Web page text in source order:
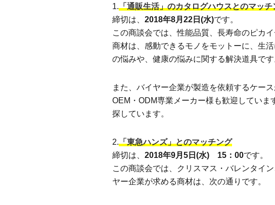
1.「通販生活」のカタログハウスとのマッチ
締切は、 2018年8月22日(水)です。
この商談会では、性能品質、長寿命のピカ
商材は、感動できるモノをモットーに、生
の悩みや、健康の悩みに関する解決道具です
また、バイヤー企業が製造を依頼するケー
OEM・ODM専業メーカー様も歓迎してい
探しています。
2.「東急ハンズ」とのマッチング
締切は、 2018年9月5日(水) 15：00です。
この商談会では、クリスマス・バレンタイ
ヤー企業が求める商材は、次の通りです。